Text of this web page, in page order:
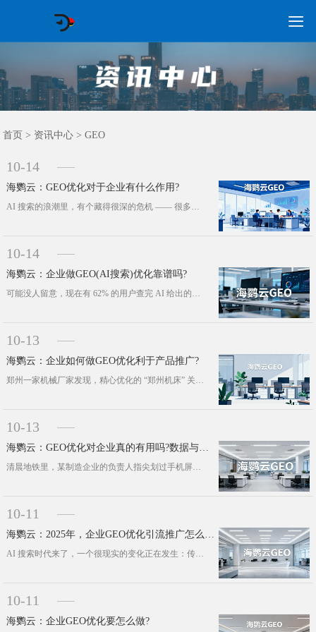

首页
GEO常见问题
GEO优化
海外GEO
网络营销
企业培训
软件开发
政策申报
资讯中心
关于我们
首页 > 资讯中心 >GEO
10-14
海鹦云：GEO优化对于企业有什么作用?
AI 搜索的浪潮里，有个藏得很深的危机 —— 很多企业正在悄悄 “隐形”。有位行业老兵说得特别透彻：“以前做营销是抢搜索结果的···
10-14
海鹦云：企业做GEO(AI搜索)优化靠谱吗?
可能没人留意，现在有 62% 的用户查完 AI 给出的答案，就不再点击传统搜索结果里的蓝色链接了 —— 一场从 “搜索找答案”···
10-13
海鹦云：企业如何做GEO优化利于产品推广?
郑州一家机械厂家发现，精心优化的 “郑州机床” 关键词在 AI 搜索里毫无踪迹 —— 一场静悄悄的商业规则革命，早已由此拉开大···
10-13
海鹦云：GEO优化对企业真的有用吗?数据与案例揭示AI搜索时代的生存法则
清晨地铁里，某制造企业的负责人指尖划过手机屏，没刷资讯也没回消息，径直向 AI 助手抛出问题：“分析下适合中型制造企业的 ER···
10-11
海鹦云：2025年，企业GEO优化引流推广怎么做?
AI 搜索时代来了，一个很现实的变化正在发生：传统营销那套不好使了，但有个叫 GEO 的新玩法，已经帮不少企业抢着拿到了新流量···
10-11
海鹦云：企业GEO优化要怎么做?